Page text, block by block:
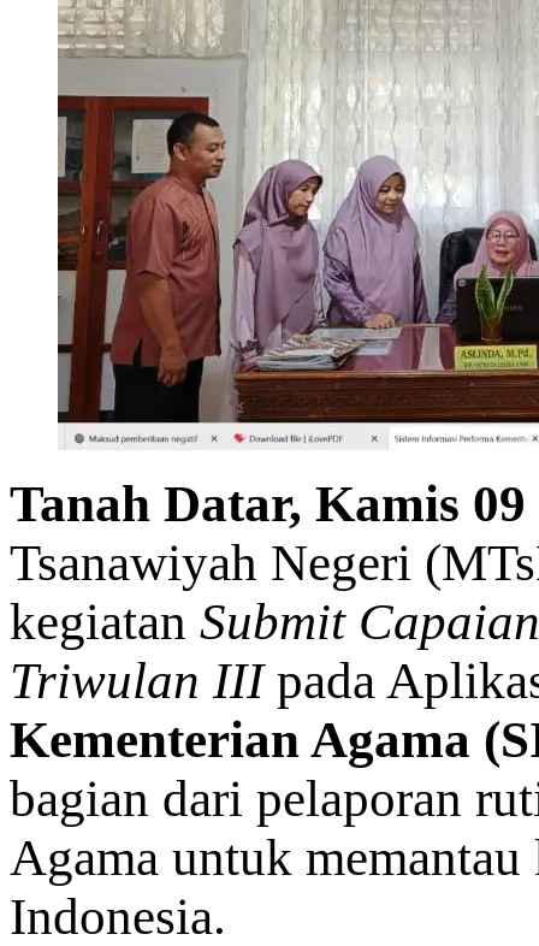
Tanah Datar, Kamis
Tsanawiyah Negeri
kegiatan Submit
Triwulan IIIpada
Kementerian Agama
bagian dari pelaporan
Agama untuk
Indonesia.